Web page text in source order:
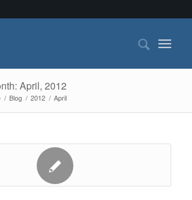
April, 2012
/ Blog / 2012 / April